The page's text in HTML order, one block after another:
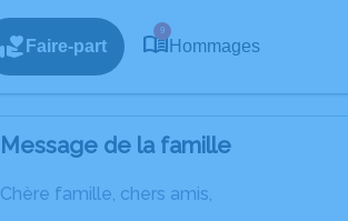
Faire-part
9
Hommages
Message de la famille
Chère famille, chers amis,